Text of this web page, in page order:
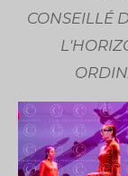
CONSEILLÉ